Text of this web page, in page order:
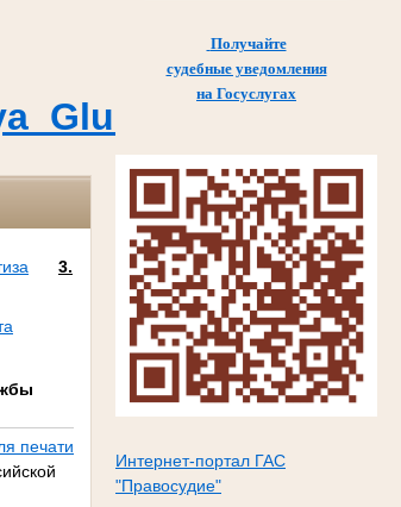
Получайте
судебные уведомления
на Госуслугах
Интернет-портал ГАС
"Правосудие"
3.
печати